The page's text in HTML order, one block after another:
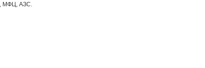
МФЦ, АЗС.